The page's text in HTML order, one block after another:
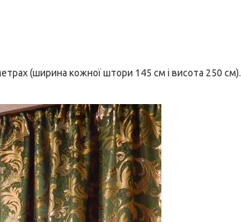
(ширина кожної штори 145 см і висота 250 см).